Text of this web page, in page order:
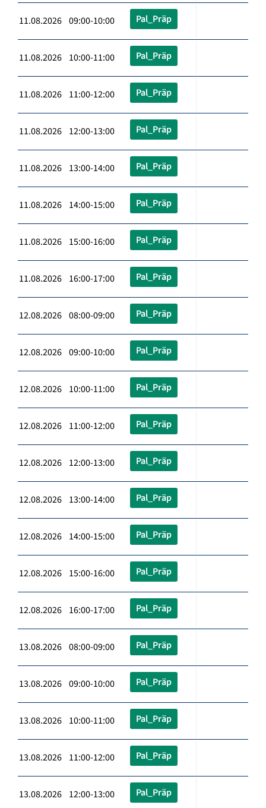
11.08.2026 09:00-10:00 Pal_Präp
11.08.2026 10:00-11:00 Pal_Präp
11.08.2026 11:00-12:00 Pal_Präp
11.08.2026 12:00-13:00 Pal_Präp
11.08.2026 13:00-14:00 Pal_Präp
11.08.2026 14:00-15:00 Pal_Präp
11.08.2026 15:00-16:00 Pal_Präp
11.08.2026 16:00-17:00 Pal_Präp
12.08.2026 08:00-09:00 Pal_Präp
12.08.2026 09:00-10:00 Pal_Präp
12.08.2026 10:00-11:00 Pal_Präp
12.08.2026 11:00-12:00 Pal_Präp
12.08.2026 12:00-13:00 Pal_Präp
12.08.2026 13:00-14:00 Pal_Präp
12.08.2026 14:00-15:00 Pal_Präp
12.08.2026 15:00-16:00 Pal_Präp
12.08.2026 16:00-17:00 Pal_Präp
13.08.2026 08:00-09:00 Pal_Präp
13.08.2026 09:00-10:00 Pal_Präp
13.08.2026 10:00-11:00 Pal_Präp
13.08.2026 11:00-12:00 Pal_Präp
13.08.2026 12:00-13:00 Pal_Präp